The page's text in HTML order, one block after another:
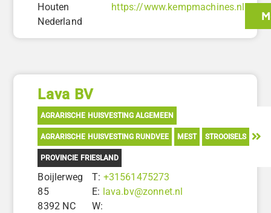
Houten
Nederland
https://www.kempmachines.nl
Lava BV
AGRARISCHE HUISVESTING ALGEMEEN
AGRARISCHE HUISVESTING RUNDVEE MEST STROOISELS
PROVINCIE FRIESLAND
Boijlerweg
85
8392 NC
T: +31561475273
E: lava.bv@zonnet.nl
W: